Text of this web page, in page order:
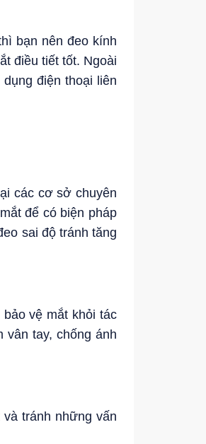
bạn nên đeo kính
điều tiết tốt. Ngoài
điện thoại liên
các cơ sở chuyên
để có biện pháp
sai độ tránh tăng
vệ mắt khỏi tác
tay, chống ánh
tránh những vấn